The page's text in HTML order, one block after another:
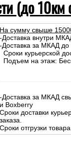
(до
На сумму свыше
-Доставка внутри
-Доставка за МКАД до
Сроки курьерской
Подъем на этаж:
-Доставка за МКАД
и Boxberry
Сроки доставки
заказа.
Сроки отгрузки